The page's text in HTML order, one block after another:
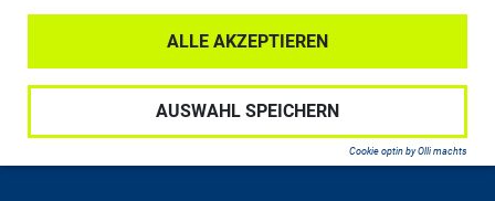
Lehrer*innen und andere
Fachexpert*innen. Dafür arbeiten wir eng
mit Ministerien, wissenschaftlichen
Einrichtungen, Verbänden, Unternehmen
und anderen Stiftungen zusammen.
ALLE AKZEPTIEREN
AUSWAHL SPEICHERN
Cookie optin by Olli machts